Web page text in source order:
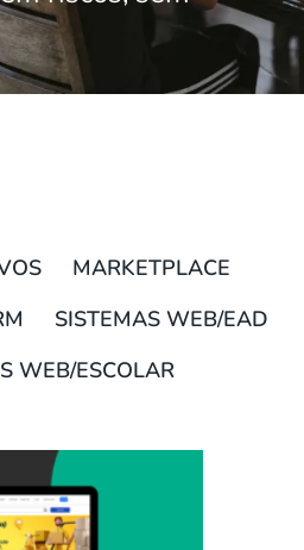
MARKETPLACE
SISTEMAS WEB/EAD
WEB/ESCOLAR